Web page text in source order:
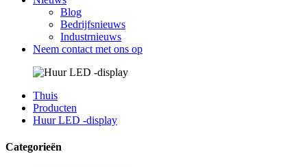
Blog
Bedrijfsnieuws
Industrnieuws
Neem contact met ons op
Thuis
Producten
Huur LED -display
Categorieën